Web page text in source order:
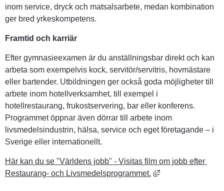
inom service, dryck och matsalsarbete, medan kombination
ger bred yrkeskompetens.
Framtid och karriär
Efter gymnasieexamen är du anställningsbar direkt och kan
arbeta som exempelvis kock, servitör/servitris, hovmästare
eller bartender. Utbildningen ger också goda möjligheter till
arbete inom hotellverksamhet, till exempel i
hotellrestaurang, frukostservering, bar eller konferens.
Programmet öppnar även dörrar till arbete inom
livsmedelsindustrin, hälsa, service och eget företagande – i
Sverige eller internationellt.
Här kan du se "Världens jobb" - Visitas film om jobb efter
Restaurang- och Livsmedelsprogrammet.
Länk till annan